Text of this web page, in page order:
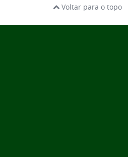
Voltar para o topo